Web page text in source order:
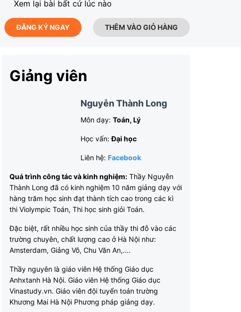
Xem lại bài bất cứ lúc nào
ĐĂNG KÝ NGAY THÊM VÀO GIỎ HÀNG
Giảng viên
Nguyễn Thành Long
Môn dạy: Toán, Lý
Học vấn:Đại học
Liên hệ: Facebook
Quá trình công tác và kinh nghiệm: Thầy Nguyễn
Thành Long đã có kinh nghiệm 10 năm giảng dạy với
hàng trăm học sinh đạt thành tích cao trong các kì
thi Violympic Toán, Thi học sinh giỏi Toán.
Đặc biệt, rất nhiều học sinh của thầy thi đỗ vào các
trường chuyên, chất lượng cao ở Hà Nội như:
Amsterdam, Giảng Võ, Chu Văn An,....
Thầy nguyên là giáo viên Hệ thống Giáo dục
Anhxtanh Hà Nội. Giáo viên Hệ thống Giáo dục
Vinastudy.vn. Giáo viên đội tuyển toán trường
Khương Mai Hà Nội Phương pháp giảng dạy.